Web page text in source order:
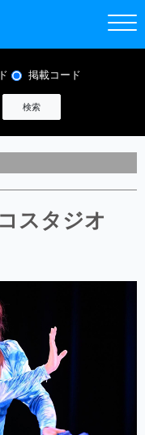
掲載コード
スタジオ